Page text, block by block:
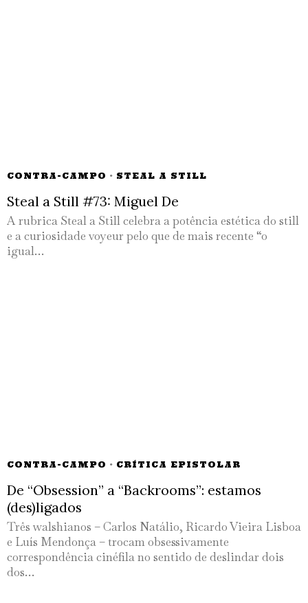
CONTRA-CAMPO · STEAL A STILL
Steal a Still #73: Miguel De
A rubrica Steal a Still celebra a potência estética do still
e a curiosidade voyeur pelo que de mais recente “o
igual…
CONTRA-CAMPO · CRÍTICA EPISTOLAR
De “Obsession” a “Backrooms”: estamos
(des)ligados
Três walshianos – Carlos Natálio, Ricardo Vieira Lisboa
e Luís Mendonça – trocam obsessivamente
correspondência cinéfila no sentido de deslindar dois
dos…